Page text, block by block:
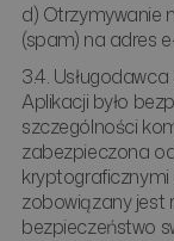
d) Otrzymywanie
(spam) na adres
3.4.
Aplikacji było
szczególności
zabezpieczona
kryptograficznymi
zobowiązany jest
bezpieczeństwo